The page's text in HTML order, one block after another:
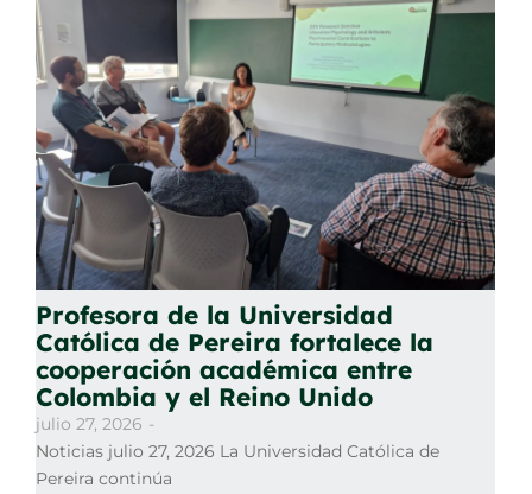
Profesora de la Universidad
Católica de Pereira fortalece la
cooperación académica entre
Colombia y el Reino Unido
julio 27, 2026 -
Noticias julio 27, 2026 La Universidad Católica de
Pereira continúa